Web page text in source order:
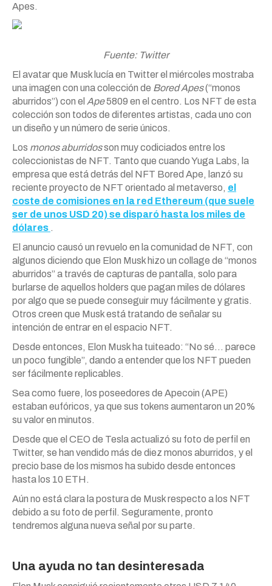
Apes.
Fuente: Twitter
El avatar que Musk lucía en Twitter el miércoles mostraba
una imagen con una colección de Bored Apes(“monos
aburridos”) con el Ape5809 en el centro. Los NFT de esta
colección son todos de diferentes artistas, cada uno con
un diseño y un número de serie únicos.
Los monos aburridosson muy codiciados entre los
coleccionistas de NFT. Tanto que cuando Yuga Labs, la
empresa que está detrás del NFT Bored Ape, lanzó su
reciente proyecto de NFT orientado al metaverso, el
coste de comisiones en la red Ethereum (que suele
ser de unos USD 20) se disparó hasta los miles de
dólares .
El anuncio causó un revuelo en la comunidad de NFT, con
algunos diciendo que Elon Musk hizo un collage de “monos
aburridos” a través de capturas de pantalla, solo para
burlarse de aquellos holders que pagan miles de dólares
por algo que se puede conseguir muy fácilmente y gratis.
Otros creen que Musk está tratando de señalar su
intención de entrar en el espacio NFT.
Desde entonces, Elon Musk ha tuiteado: “No sé… parece
un poco fungible”, dando a entender que los NFT pueden
ser fácilmente replicables.
Sea como fuere, los poseedores de Apecoin (APE)
estaban eufóricos, ya que sus tokens aumentaron un 20%
su valor en minutos.
Desde que el CEO de Tesla actualizó su foto de perfil en
Twitter, se han vendido más de diez monos aburridos, y el
precio base de los mismos ha subido desde entonces
hasta los 10 ETH.
Aún no está clara la postura de Musk respecto a los NFT
debido a su foto de perfil. Seguramente, pronto
tendremos alguna nueva señal por su parte.
Una ayuda no tan desinteresada